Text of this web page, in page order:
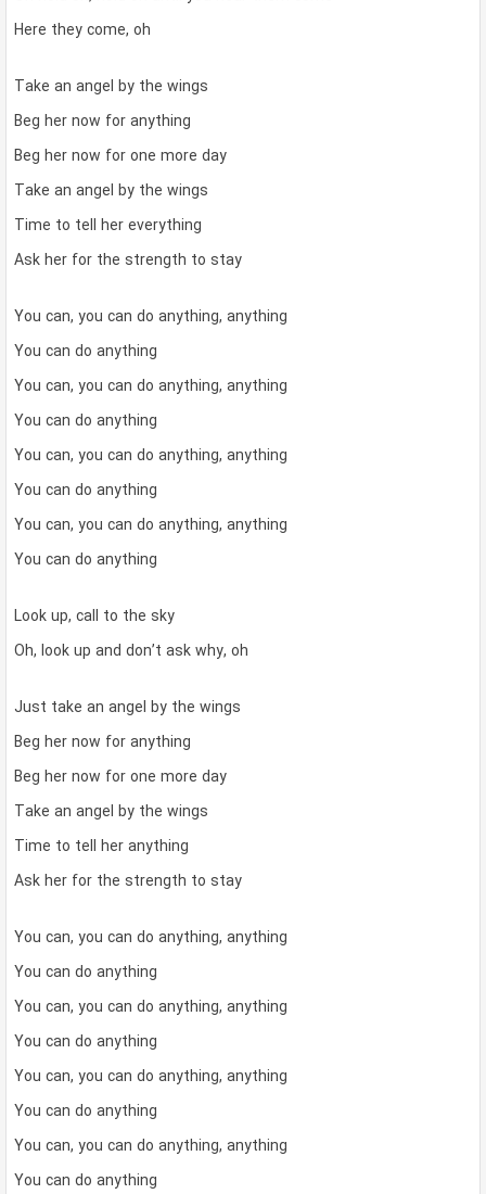
Here they come, oh
Take an angel by the wings
Beg her now for anything
Beg her now for one more day
Take an angel by the wings
Time to tell her everything
Ask her for the strength to stay
You can, you can do anything, anything
You can do anything
You can, you can do anything, anything
You can do anything
You can, you can do anything, anything
You can do anything
You can, you can do anything, anything
You can do anything
Look up, call to the sky
Oh, look up and don’t ask why, oh
Just take an angel by the wings
Beg her now for anything
Beg her now for one more day
Take an angel by the wings
Time to tell her anything
Ask her for the strength to stay
You can, you can do anything, anything
You can do anything
You can, you can do anything, anything
You can do anything
You can, you can do anything, anything
You can do anything
You can, you can do anything, anything
You can do anything